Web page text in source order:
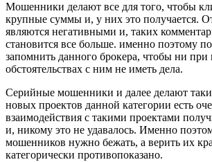
Мошенники делают все для того, чтобы
крупные суммы и, у них это получается.
являются негативными и, таких
становится все больше. именно поэтому
запомнить данного брокера, чтобы ни при
обстоятельствах с ним не иметь дела.
Серийные мошенники и далее делают
новых проектов данной категории есть
взаимодействия с такими проектами
и, никому это не удавалось. Именно
мошенников нужно бежать, а верить их
категорически противопоказано.